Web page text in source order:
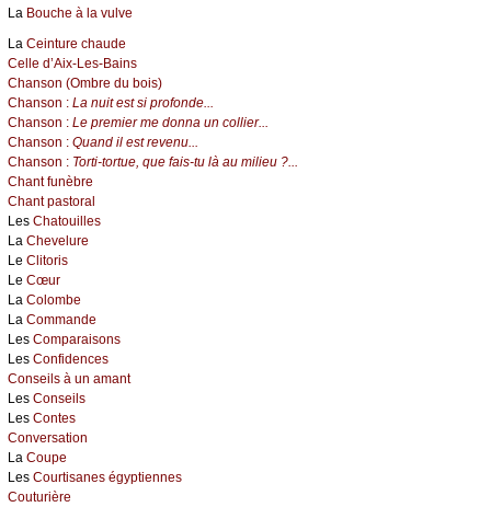
La Bouche à la vulve
La Ceinture chaude
Celle d’Aix-Les-Bains
Chanson (Ombre du bois)
Chanson : La nuit est si profonde...
Chanson : Le premier me donna un collier...
Chanson : Quand il est revenu...
Chanson : Torti-tortue, que fais-tu là au milieu ?...
Chant funèbre
Chant pastoral
Les Chatouilles
La Chevelure
Le Clitoris
Le Cœur
La Colombe
La Commande
Les Comparaisons
Les Confidences
Conseils à un amant
Les Conseils
Les Contes
Conversation
La Coupe
Les Courtisanes égyptiennes
Couturière